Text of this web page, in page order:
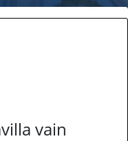
vain